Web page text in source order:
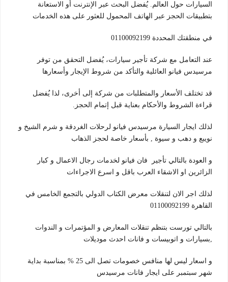
السيارات حول العالم. يُفضل البحث عبر الإنترنت أو الاستعانة
بتطبيقات الحجز عبر الهاتف المحمول للعثور على هذه الخدمات
في منطقتك المحددة 01100092199
عند التعامل مع شركة تأجير سيارات، يُفضل التحقق من توفر
مرسيدس فيانو العائلية والتأكد من شروط الإيجار وأسعارها
قد تختلف الأسعار والمتطلبات من شركة إلى أخرى، لذا يُفضل
قراءة الشروط والأحكام بعناية قبل إتمام الحجز.
لذلك ايجار السيارة مرسيدس فيانو لرحلات الغردقة و شرم الشيخ و
نويبع و دهب و سيوة , بأسعار خاصة لحجز الذهاب
و العودة بالتالي تأجير فان فيانو لخدمات رجال الاعمال و كبار
الزائرين او الاشقاء العرب باقل و اسرع الاجراءات
لذلك اجر الان لتنقلات معرض الكتاب الدولي بالتجمع الخامس في
القاهرة 01100092199
بالتالي تورست بتنظم تنقلات المعارض و المؤتمرات و الندوات
,بسيارات و اتوبيسات و فانات احدث موديلات
و اسعار ليس لها منافس خصومات تصل الى 25 % بمناسبة بداية
شهر سبتمبر على ايجار فانات مرسيدس